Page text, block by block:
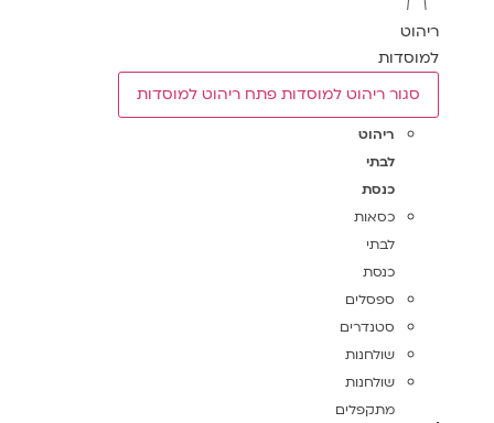
ריהוט
למוסדות
סגור ריהוט למוסדות פתח ריהוט למוסדות
ריהוט
לבתי
כנסת
כסאות
לבתי
כנסת
ספסלים
סטנדרים
שולחנות
שולחנות
מתקפלים